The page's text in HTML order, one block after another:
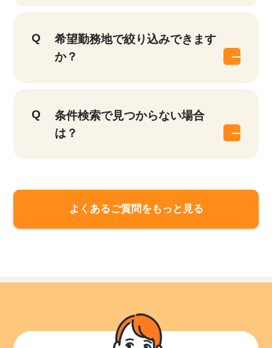
希望勤務地で絞り込みできます
か？
条件検索で見つからない場合
は？
よくあるご質問をもっと見る
該当件数
件
他の条件を選択